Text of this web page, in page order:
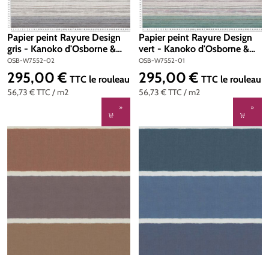
Papier peint Rayure Design
gris - Kanoko d'Osborne &
Little | Réf. OSB-W7552-02
OSB-W7552-02
56,73 €TTC / m2
Prix régulier :
295,00 € TTC le rouleau
Papier peint Rayure Design
vert - Kanoko d'Osborne &
Little | Réf. OSB-W7552-01
OSB-W7552-01
56,73 €TTC / m2
Prix régulier :
295,00 € TTC le rouleau